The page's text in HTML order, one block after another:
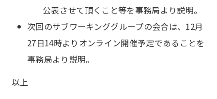
公表させて頂くこと等を事務局より説明。
次回のサブワーキンググループの会合は、12月
27日14時よりオンライン開催予定であることを
事務局より説明。
以上